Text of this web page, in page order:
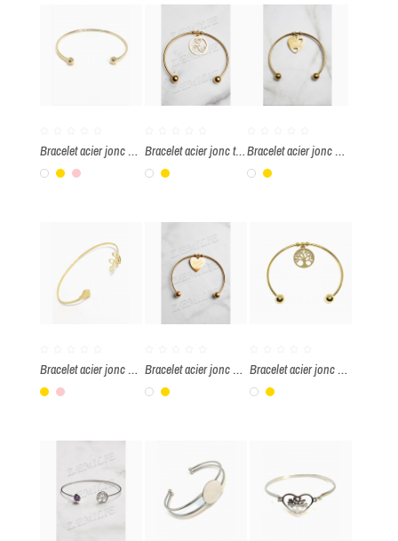
Bracelet acier jonc deux boule
Blanc
OrRose
Bracelet acier jonc triskell
Blanc
Or
Bracelet acier jonc cœur "Je t'aime"
Blanc
Or
Bracelet acier jonc oiseau et branche
OrRose
Bracelet acier jonc message "mamie je t'aime"
Blanc
Or
Bracelet acier jonc arbre de vie
Blanc
Or